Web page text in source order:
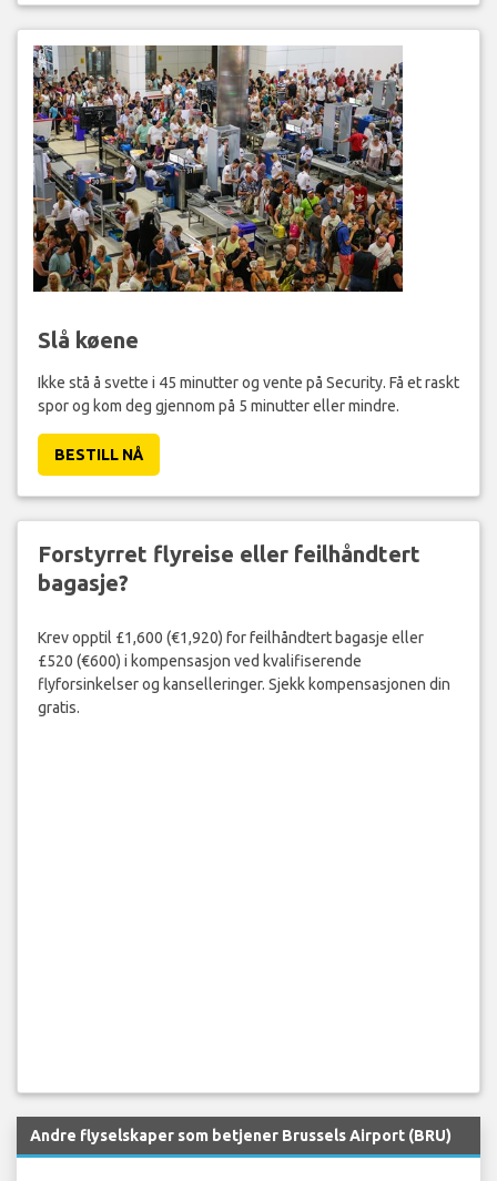
Slå køene
Ikke stå å svette i 45 minutter og vente på Security. Få et raskt
spor og kom deg gjennom på 5 minutter eller mindre.
BESTILL NÅ
Forstyrret flyreise eller feilhåndtert
bagasje?
Krev opptil £1,600 (€1,920) for feilhåndtert bagasje eller
£520 (€600) i kompensasjon ved kvalifiserende
flyforsinkelser og kanselleringer. Sjekk kompensasjonen din
gratis.
Andre flyselskaper som betjener Brussels Airport (BRU)